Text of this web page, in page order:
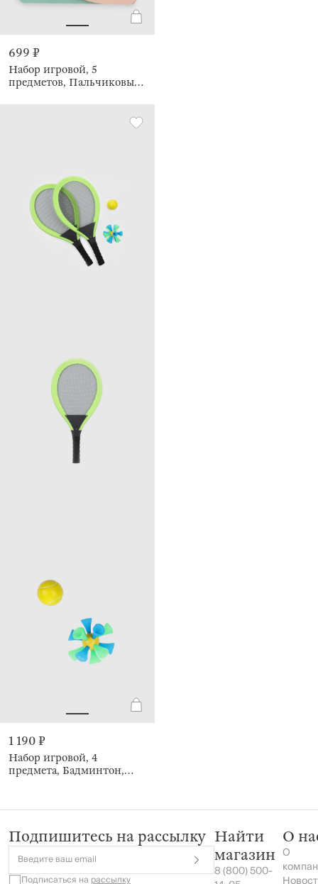
699 ₽
Набор игровой, 5
предметов, Пальчиковый
1 190 ₽
Набор игровой, 4
предмета, Бадминтон,
Подпишитесь на рассылку
Введите ваш email
Подписаться на рассылку
Найти
магазин
8 (800) 500-
О
О